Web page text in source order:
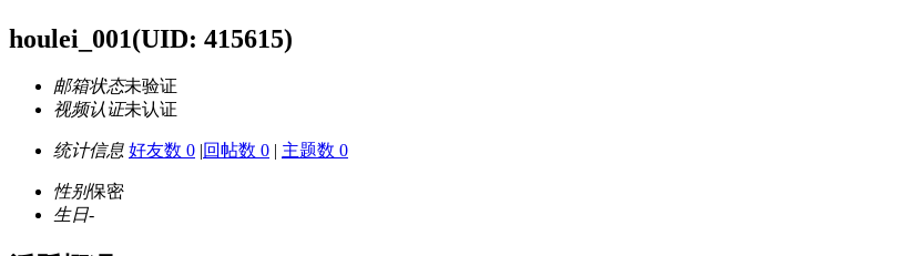
houlei_001(UID: 415615)
邮箱状态未验证
视频认证未认证
统计信息 好友数 0 |回帖数 0 | 主题数 0
性别保密
生日-